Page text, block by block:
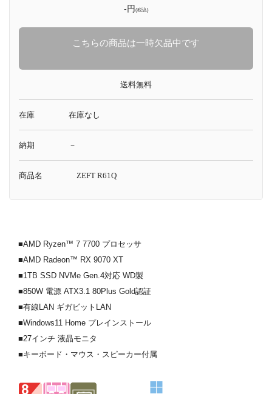
-円(税込)
こちらの商品は一時欠品中です
送料無料
在庫 在庫なし
納期 －
商品名 ZEFT R61Q
■AMD Ryzen™ 7 7700 プロセッサ
■AMD Radeon™ RX 9070 XT
■1TB SSD NVMe Gen.4対応 WD製
■850W 電源 ATX3.1 80Plus Gold認証
■有線LAN ギガビットLAN
■Windows11 Home プレインストール
■27インチ 液晶モニタ
■キーボード・マウス・スピーカー付属